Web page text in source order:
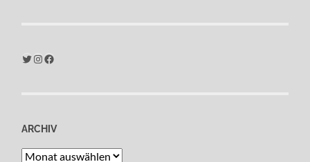
Twitter Instagram Facebook
ARCHIV
Archiv